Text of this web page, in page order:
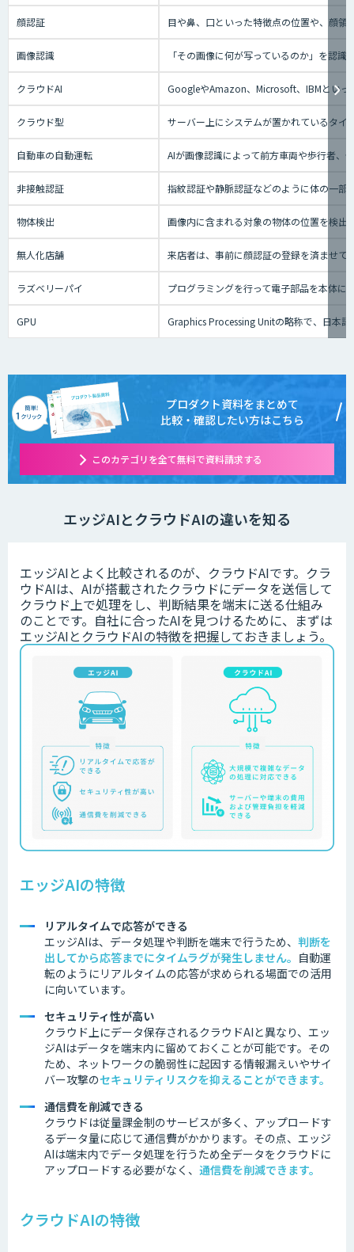
顔認証 目や鼻、口といった特徴点の位置や、顔
画像認識 「その画像に何が写っているのか」を認
クラウドAI GoogleやAmazon、Microsoft、IBMといっ
クラウド型 サーバー上にシステムが置かれているタ
自動車の自動運転 AIが画像認識によって前方車両や歩行者、
非接触認証 指紋認証や静脈認証などのように体の一部
物体検出 画像内に含まれる対象の物体の位置を検出
無人化店舗 来店者は、事前に顔認証の登録を済ませて
ラズベリーパイ プログラミングを行って電子部品を本体
GPU Graphics Processing Unitの略称で、日本
プロダクト資料をまとめて
比較・確認したい方はこちら
このカテゴリを全て無料で資料請求する
エッジAIとクラウドAIの違いを知る
エッジAIとよく比較されるのが、クラウドAIです。クラ
ウドAIは、AIが搭載されたクラウドにデータを送信して
クラウド上で処理をし、判断結果を端末に送る仕組み
のことです。自社に合ったAIを見つけるために、まずは
エッジAIとクラウドAIの特徴を把握しておきましょう。
エッジAIの特徴
リアルタイムで応答ができる
エッジAIは、データ処理や判断を端末で行うため、 判断を
出してから応答までにタイムラグが発生しません。 自動運
転のようにリアルタイムの応答が求められる場面での活用
に向いています。
セキュリティ性が高い
クラウド上にデータ保存されるクラウドAIと異なり、エッ
ジAIはデータを端末内に留めておくことが可能です。その
ため、ネットワークの脆弱性に起因する情報漏えいやサイ
バー攻撃のセキュリティリスクを抑えることができます。
通信費を削減できる
クラウドは従量課金制のサービスが多く、アップロードす
るデータ量に応じて通信費がかかります。その点、エッジ
AIは端末内でデータ処理を行うため全データをクラウドに
アップロードする必要がなく、 通信費を削減できます。
クラウドAIの特徴